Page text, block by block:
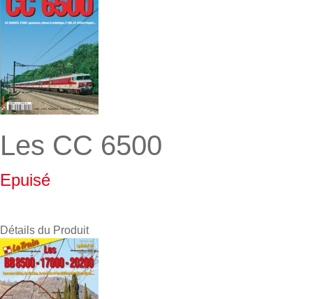
Les CC 6500
Epuisé
Détails du Produit